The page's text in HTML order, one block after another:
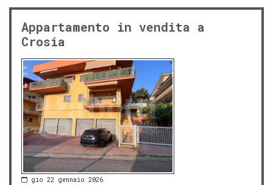
Appartamento in vendita a
Crosia
gio 22 gennaio 2026